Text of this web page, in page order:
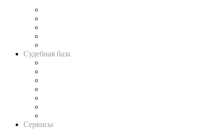
Судебная база
Сервисы